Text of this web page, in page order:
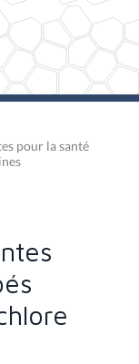
pour la santé